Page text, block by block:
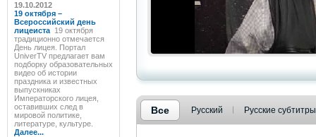
19.10.2012
19 октября –
Всероссийский день
лицеиста 19 октября
традиционно отмечается
День лицея. Портал
UniverTV предлагает вам
подборку образовательных
видео об истории
праздника и известных
выпускниках
Императорского лицея,
оставивших след в
мировой политике,
литературе, культуре.
Далее...
Все Русский Русские субтитры